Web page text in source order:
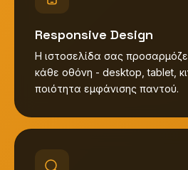
Responsive Design
Η ιστοσελίδα σας
κάθε οθόνη - desktop, tablet,
ποιότητα εμφάνισης παντού.